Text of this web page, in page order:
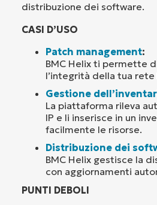
distribuzione dei software.
CASI D’USO
Patch management:
BMC Helix ti permette
l’integrità della tua rete
Gestione
La piattaforma rileva
IP e li inserisce in un
facilmente le risorse.
Distribuzione dei
BMC Helix gestisce la
con aggiornamenti
PUNTI DEBOLI